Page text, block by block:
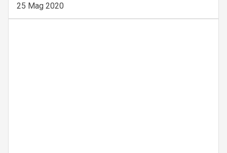
25 Mag 2020